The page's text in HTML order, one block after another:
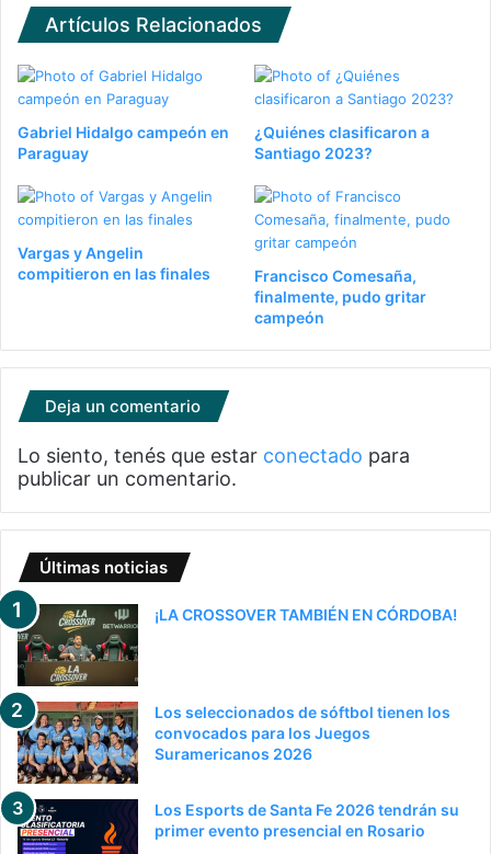
Artículos Relacionados
Gabriel Hidalgo campeón en
Paraguay
¿Quiénes clasificaron a
Santiago 2023?
Vargas y Angelin
compitieron en las finales
Francisco Comesaña,
finalmente, pudo gritar
campeón
Deja un comentario
Lo siento, tenés que estar conectado para
publicar un comentario.
Últimas noticias
¡LA CROSSOVER TAMBIÉN EN CÓRDOBA!
Los seleccionados de sóftbol tienen los
convocados para los Juegos
Suramericanos 2026
Los Esports de Santa Fe 2026 tendrán su
primer evento presencial en Rosario